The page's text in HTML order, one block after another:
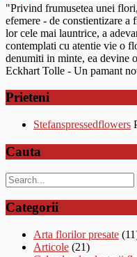
"Privind frumusetea unei
efemere - de constientizare a
lor cele mai launtrice, a
contemplati cu atentie vie o
denumiti in minte, ea devine
Eckhart Tolle - Un pamant
Prieteni
Stefanspressedflowers
Cauta
Categorii
Arta florilor presate
Articole (21)